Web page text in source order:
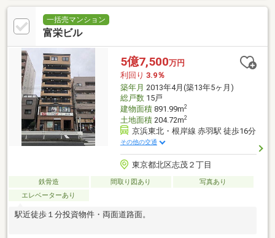
一括売マンション
富栄ビル
5億7,500万円
利回り 3.9％
築年月 2013年4月(築13年5ヶ月)
総戸数15戸
建物面積891.99m2
土地面積204.72m2
京浜東北・根岸線 赤羽駅 徒歩16分
その他の交通
東京都北区志茂２丁目
鉄骨造 間取り図あり
写真あり
エレベーターあり
駅近徒歩１分投資物件・両面道路面。